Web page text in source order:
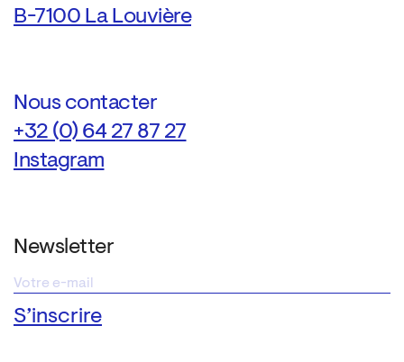
B-7100 La Louvière
Nous contacter
+32 (0) 64 27 87 27
Instagram
Newsletter